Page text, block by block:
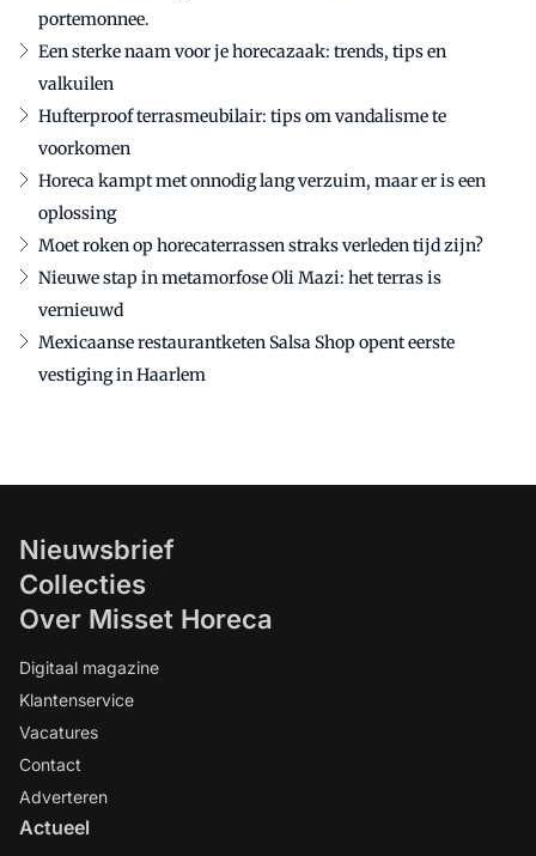
portemonnee.
Een sterke naam voor je horecazaak: trends, tips en
valkuilen
Hufterproof terrasmeubilair: tips om vandalisme te
voorkomen
Horeca kampt met onnodig lang verzuim, maar er is een
oplossing
Moet roken op horecaterrassen straks verleden tijd zijn?
Nieuwe stap in metamorfose Oli Mazi: het terras is
vernieuwd
Mexicaanse restaurantketen Salsa Shop opent eerste
vestiging in Haarlem
Nieuwsbrief
Collecties
Over Misset Horeca
Digitaal magazine
Klantenservice
Vacatures
Contact
Adverteren
Actueel